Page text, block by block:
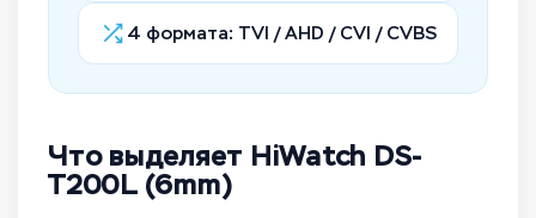
4 формата: TVI / AHD / CVI / CVBS
Что выделяет HiWatch DS-
T200L (6mm)